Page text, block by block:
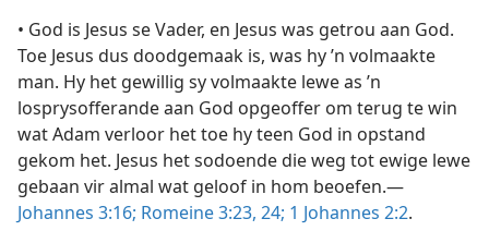
• God is Jesus se Vader, en Jesus was getrou aan God.
Toe Jesus dus doodgemaak is, was hy ’n volmaakte
man. Hy het gewillig sy volmaakte lewe as ’n
losprysofferande aan God opgeoffer om terug te win
wat Adam verloor het toe hy teen God in opstand
gekom het. Jesus het sodoende die weg tot ewige lewe
gebaan vir almal wat geloof in hom beoefen.—
Johannes 3:16; Romeine 3:23, 24; 1 Johannes 2:2.